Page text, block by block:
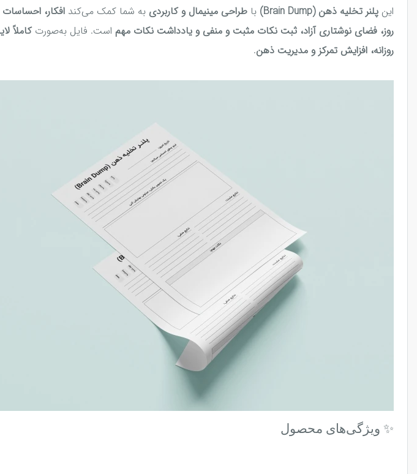
این پلنر تخلیه ذهن (Brain Dump) با طراحی مینیمال و کاربردی به شما کمک می‌کند افکار، احساسات
روز، فضای نوشتاری آزاد، ثبت نکات مثبت و منفی و یادداشت نکات مهم است. فایل به‌صورتکاملاً
روزانه، افزایش تمرکز و مدیریت ذهن.
✨ ویژگی‌های محصول